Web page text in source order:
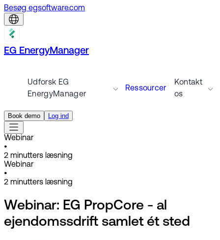
Besøg egsoftware.com
EG EnergyManager
Udforsk EG
EnergyManager
Ressourcer
Kontakt
os
Book demo Log ind
Webinar
•
2 minutters læsning
Webinar
•
2 minutters læsning
Webinar: EG PropCore - al
ejendomssdrift samlet ét sted